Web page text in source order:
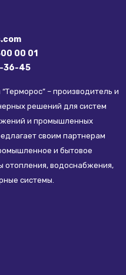
00 01
36-45
– производитель и
решений для систем
и промышленных
своим партнерам
и бытовое
отопления, водоснабжения,
системы.